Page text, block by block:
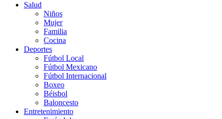
Salud
Niños
Mujer
Familia
Cocina
Deportes
Fútbol Local
Fútbol Mexicano
Fútbol Internacional
Boxeo
Béisbol
Baloncesto
Entretenimiento